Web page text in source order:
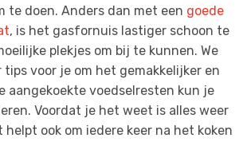
te doen. Anders dan met een goede
, is het gasfornuis lastiger schoon te
plekjes om bij te kunnen. We
tips voor je om het gemakkelijker en
aangekoekte voedselresten kun je
Voordat je het weet is alles weer
helpt ook om iedere keer na het koken